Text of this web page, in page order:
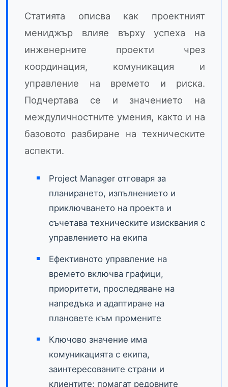
Статията описва как проектният
мениджър влияе върху успеха на
инженерните проекти чрез
координация, комуникация и
управление на времето и риска.
Подчертава се и значението на
междуличностните умения, както и на
базовото разбиране на техническите
аспекти.
Project Manager отговаря за
планирането, изпълнението и
приключването на проекта и
съчетава техническите изисквания с
управлението на екипа
Ефективното управление на
времето включва графици,
приоритети, проследяване на
напредъка и адаптиране на
плановете към промените
Ключово значение има
комуникацията с екипа,
заинтересованите страни и
клиентите; помагат редовните